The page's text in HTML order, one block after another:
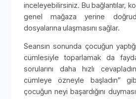
inceleyebilirsiniz. Bu bağlantılar,
genel mağaza yerine
dosyalarına ulaşmasını sağlar.
Seansın sonunda çocuğun
cümlesiyle toparlamak da
sorularını daha hızlı
cümleye özneyle başladın”
çocuğun neyi başardığını